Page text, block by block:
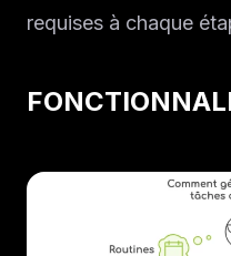
requises à chaque